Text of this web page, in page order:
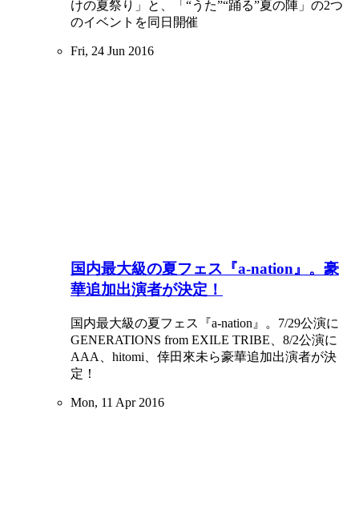
けの夏祭り」と、「“うた”“踊る”夏の陣」の2つ
のイベントを同日開催
Fri, 24 Jun 2016
国内最大級の夏フェス『a-nation』。豪
華追加出演者が決定！
国内最大級の夏フェス『a-nation』。7/29公演に
GENERATIONS from EXILE TRIBE、8/2公演に
AAA、hitomi、倖田來未ら豪華追加出演者が決
定！
Mon, 11 Apr 2016